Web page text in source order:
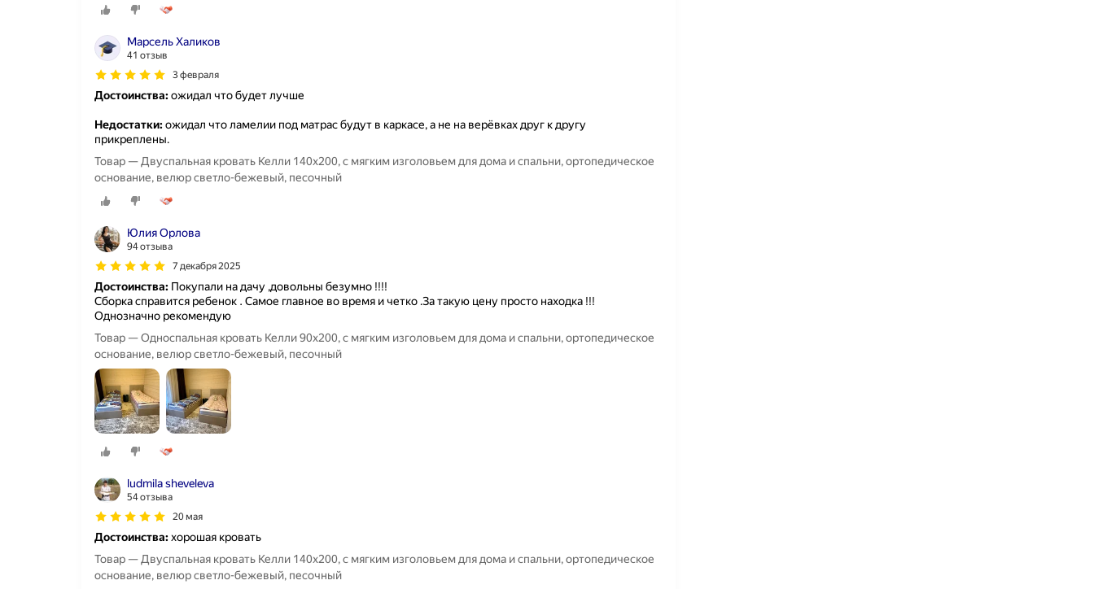
Марсель Халиков
41 отзыв
3 февраля
Достоинства:ожидал что будет лучше
Недостатки:ожидал что ламелии под матрас будут в каркасе, а не на верёвках друг к другу
прикреплены.
Товар — Двуспальная кровать Келли 140х200, с мягким изголовьем для дома и спальни, ортопедическое
основание, велюр светло-бежевый, песочный
Юлия Орлова
94 отзыва
7 декабря 2025
Достоинства: Покупали на дачу ,довольны безумно !!!!
Сборка справится ребенок . Самое главное во время и четко .За такую цену просто находка !!!
Однозначно рекомендую
Товар — Односпальная кровать Келли 90х200, с мягким изголовьем для дома и спальни, ортопедическое
основание, велюр светло-бежевый, песочный
ludmila sheveleva
54 отзыва
20 мая
Достоинства:хорошая кровать
Товар — Двуспальная кровать Келли 140х200, с мягким изголовьем для дома и спальни, ортопедическое
основание, велюр светло-бежевый, песочный